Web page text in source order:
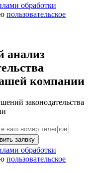
обработки
пользовательское
анализ
компании
законодательства
заявку
обработки
пользовательское